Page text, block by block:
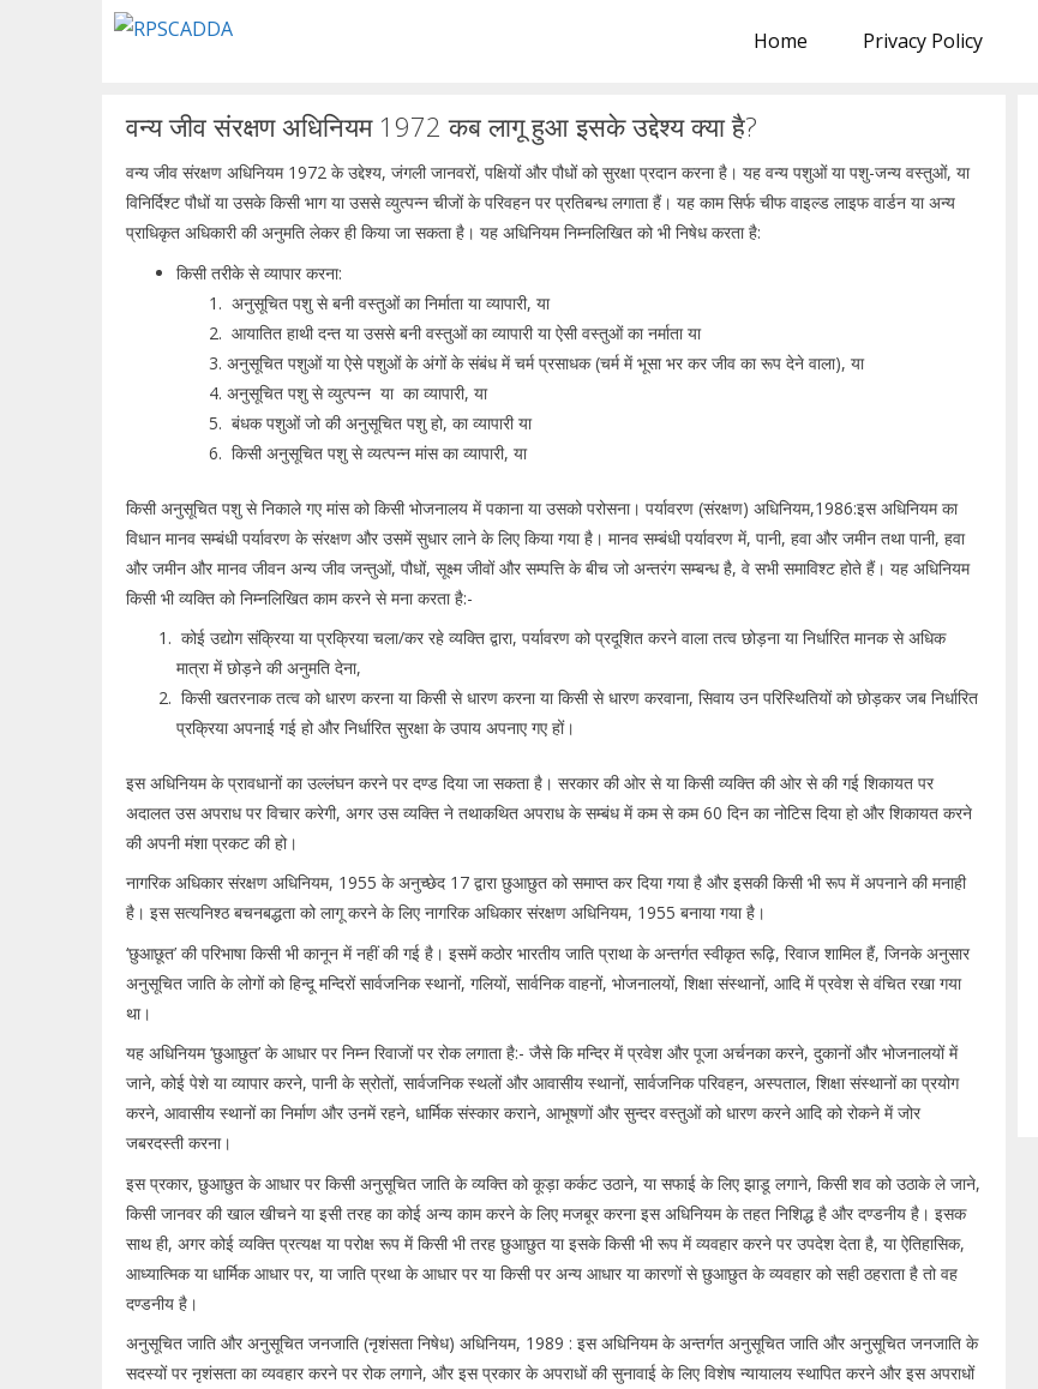
Home Privacy Policy
वन्य जीव संरक्षण अधिनियम 1972 कब लागू हुआ इसके उद्देश्य क्या है?
वन्य जीव संरक्षण अधिनियम 1972 के उद्देश्य, जंगली जानवरों, पक्षियों और पौधों को सुरक्षा प्रदान करना है। यह वन्य पशुओं या पशु-जन्य वस्तुओं, या
विनिर्दिश्ट पौधों या उसके किसी भाग या उससे व्युत्पन्न चीजों के परिवहन पर प्रतिबन्ध लगाता हैं। यह काम सिर्फ चीफ वाइल्ड लाइफ वार्डन या अन्य
प्राधिकृत अधिकारी की अनुमति लेकर ही किया जा सकता है। यह अधिनियम निम्नलिखित को भी निषेध करता है:
किसी तरीके से व्यापार करना:
अनुसूचित पशु से बनी वस्तुओं का निर्माता या व्यापारी, या
आयातित हाथी दन्त या उससे बनी वस्तुओं का व्यापारी या ऐसी वस्तुओं का नर्माता या
अनुसूचित पशुओं या ऐसे पशुओं के अंगों के संबंध में चर्म प्रसाधक (चर्म में भूसा भर कर जीव का रूप देने वाला), या
अनुसूचित पशु से व्युत्पन्न या का व्यापारी, या
बंधक पशुओं जो की अनुसूचित पशु हो, का व्यापारी या
किसी अनुसूचित पशु से व्यत्पन्न मांस का व्यापारी, या
किसी अनुसूचित पशु से निकाले गए मांस को किसी भोजनालय में पकाना या उसको परोसना। पर्यावरण (संरक्षण) अधिनियम,1986:इस अधिनियम का
विधान मानव सम्बंधी पर्यावरण के संरक्षण और उसमें सुधार लाने के लिए किया गया है। मानव सम्बंधी पर्यावरण में, पानी, हवा और जमीन तथा पानी, हवा
और जमीन और मानव जीवन अन्य जीव जन्तुओं, पौधों, सूक्ष्म जीवों और सम्पत्ति के बीच जो अन्तरंग सम्बन्ध है, वे सभी समाविश्ट होते हैं। यह अधिनियम
किसी भी व्यक्ति को निम्नलिखित काम करने से मना करता है:-
कोई उद्योग संक्रिया या प्रक्रिया चला/कर रहे व्यक्ति द्वारा, पर्यावरण को प्रदूशित करने वाला तत्व छोड़ना या निर्धारित मानक से अधिक
मात्रा में छोड़ने की अनुमति देना,
किसी खतरनाक तत्व को धारण करना या किसी से धारण करना या किसी से धारण करवाना, सिवाय उन परिस्थितियों को छोड़कर जब निर्धारित
प्रक्रिया अपनाई गई हो और निर्धारित सुरक्षा के उपाय अपनाए गए हों।
इस अधिनियम के प्रावधानों का उल्लंघन करने पर दण्ड दिया जा सकता है। सरकार की ओर से या किसी व्यक्ति की ओर से की गई शिकायत पर
अदालत उस अपराध पर विचार करेगी, अगर उस व्यक्ति ने तथाकथित अपराध के सम्बंध में कम से कम 60 दिन का नोटिस दिया हो और शिकायत करने
की अपनी मंशा प्रकट की हो।
नागरिक अधिकार संरक्षण अधिनियम, 1955 के अनुच्छेद 17 द्वारा छुआछुत को समाप्त कर दिया गया है और इसकी किसी भी रूप में अपनाने की मनाही
है। इस सत्यनिश्ठ बचनबद्धता को लागू करने के लिए नागरिक अधिकार संरक्षण अधिनियम, 1955 बनाया गया है।
‘छुआछूत’ की परिभाषा किसी भी कानून में नहीं की गई है। इसमें कठोर भारतीय जाति प्राथा के अन्तर्गत स्वीकृत रूढ़ि, रिवाज शामिल हैं, जिनके अनुसार
अनुसूचित जाति के लोगों को हिन्दू मन्दिरों सार्वजनिक स्थानों, गलियों, सार्वनिक वाहनों, भोजनालयों, शिक्षा संस्थानों, आदि में प्रवेश से वंचित रखा गया
था।
यह अधिनियम ‘छुआछुत’ के आधार पर निम्न रिवाजों पर रोक लगाता है:- जैसे कि मन्दिर में प्रवेश और पूजा अर्चनका करने, दुकानों और भोजनालयों में
जाने, कोई पेशे या व्यापार करने, पानी के स्रोतों, सार्वजनिक स्थलों और आवासीय स्थानों, सार्वजनिक परिवहन, अस्पताल, शिक्षा संस्थानों का प्रयोग
करने, आवासीय स्थानों का निर्माण और उनमें रहने, धार्मिक संस्कार कराने, आभूषणों और सुन्दर वस्तुओं को धारण करने आदि को रोकने में जोर
जबरदस्ती करना।
इस प्रकार, छुआछुत के आधार पर किसी अनुसूचित जाति के व्यक्ति को कूड़ा कर्कट उठाने, या सफाई के लिए झाडू लगाने, किसी शव को उठाके ले जाने,
किसी जानवर की खाल खीचने या इसी तरह का कोई अन्य काम करने के लिए मजबूर करना इस अधिनियम के तहत निशिद्ध है और दण्डनीय है। इसक
साथ ही, अगर कोई व्यक्ति प्रत्यक्ष या परोक्ष रूप में किसी भी तरह छुआछुत या इसके किसी भी रूप में व्यवहार करने पर उपदेश देता है, या ऐतिहासिक,
आध्यात्मिक या धार्मिक आधार पर, या जाति प्रथा के आधार पर या किसी पर अन्य आधार या कारणों से छुआछुत के व्यवहार को सही ठहराता है तो वह
दण्डनीय है।
अनुसूचित जाति और अनुसूचित जनजाति (नृशंसता निषेध) अधिनियम, 1989 : इस अधिनियम के अन्तर्गत अनुसूचित जाति और अनुसूचित जनजाति के
सदस्यों पर नृशंसता का व्यवहार करने पर रोक लगाने, और इस प्रकार के अपराधों की सुनावाई के लिए विशेष न्यायालय स्थापित करने और इस अपराधों